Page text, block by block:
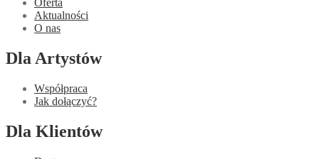
Aktualności
O nas
Dla Artystów
Współpraca
Jak dołączyć?
Dla Klientów